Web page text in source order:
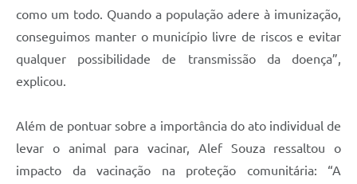
como um todo. Quando a população adere à imunização,
conseguimos manter o município livre de riscos e evitar
qualquer possibilidade de transmissão da doença”,
explicou.
Além de pontuar sobre a importância do ato individual de
levar o animal para vacinar, Alef Souza ressaltou o
impacto da vacinação na proteção comunitária: “A